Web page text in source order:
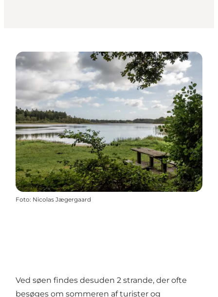
Foto: Nicolas Jægergaard
Ved søen findes desuden 2 strande, der ofte
besøges om sommeren af turister og